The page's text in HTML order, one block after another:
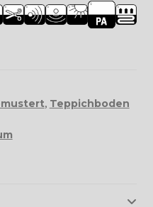
, Teppichboden